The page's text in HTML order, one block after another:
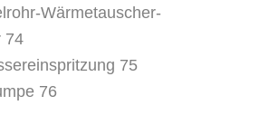
Wärmetauscher-
74
75
76